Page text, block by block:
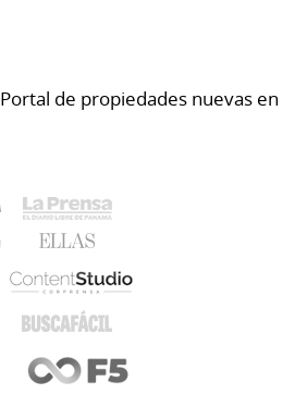
Portal de propiedades nuevas en